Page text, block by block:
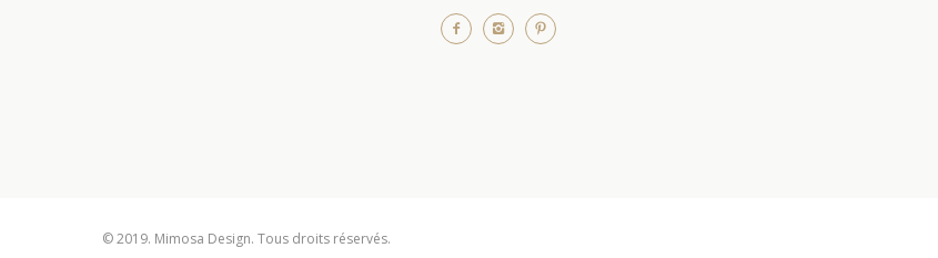
© 2019. Mimosa Design. Tous droits réservés.